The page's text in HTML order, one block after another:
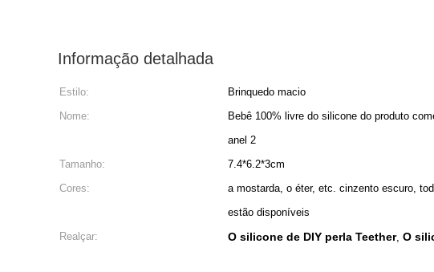
Informação detalhada
Estilo: Brinquedo macio
Nome:
Bebê 100% livre do silicone do produto
anel 2
Tamanho: 7.4*6.2*3cm
Cores:
a mostarda, o éter, etc. cinzento escuro,
estão disponíveis
Realçar:
O silicone de DIY perla Teether, O